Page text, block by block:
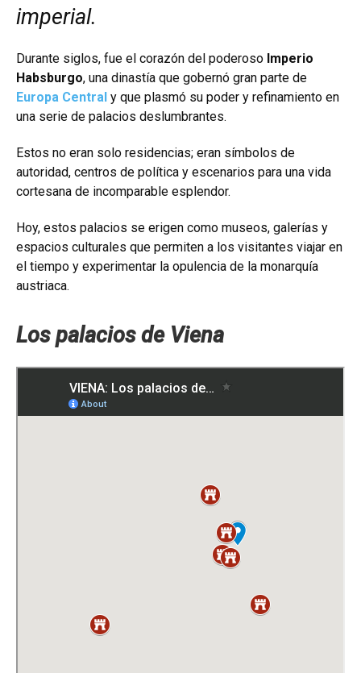
imperial.
Durante siglos, fue el corazón del poderoso Imperio
Habsburgo, una dinastía que gobernó gran parte de
Europa Central y que plasmó su poder y refinamiento en
una serie de palacios deslumbrantes.
Estos no eran solo residencias; eran símbolos de
autoridad, centros de política y escenarios para una vida
cortesana de incomparable esplendor.
Hoy, estos palacios se erigen como museos, galerías y
espacios culturales que permiten a los visitantes viajar en
el tiempo y experimentar la opulencia de la monarquía
austriaca.
Los palacios de Viena